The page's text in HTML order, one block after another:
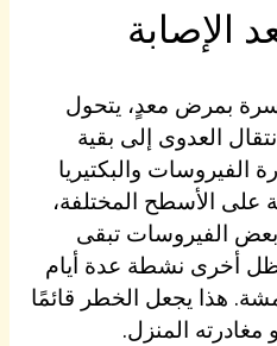
الإصابة
بمرض معدٍ، يتحول
العدوى إلى بقية
الفيروسات والبكتيريا
على الأسطح المختلفة،
الفيروسات تبقى
أخرى نشطة عدة أيام
هذا يجعل الخطر قائمًا
المنزل.